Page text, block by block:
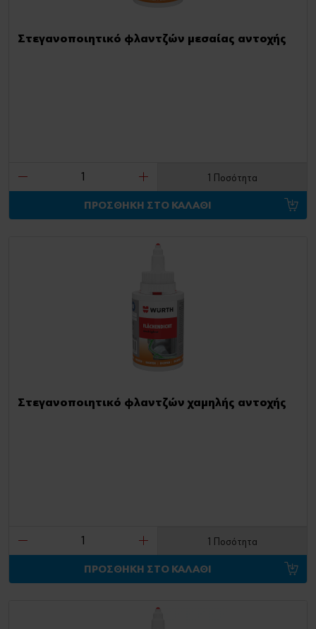
Στεγανοποιητικό φλαντζών μεσαίας αντοχής
1 Ποσότητα
ΠΡΟΣΘΗΚΗ ΣΤΟ ΚΑΛΑΘΙ
Στεγανοποιητικό φλαντζών χαμηλής αντοχής
1 Ποσότητα
ΠΡΟΣΘΗΚΗ ΣΤΟ ΚΑΛΑΘΙ